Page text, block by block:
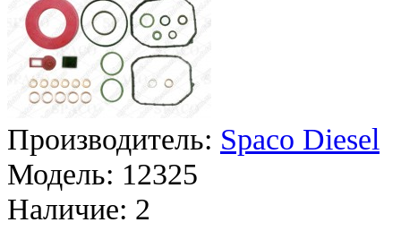
Производитель: Spaco Diesel
Модель: 12325
Наличие: 2